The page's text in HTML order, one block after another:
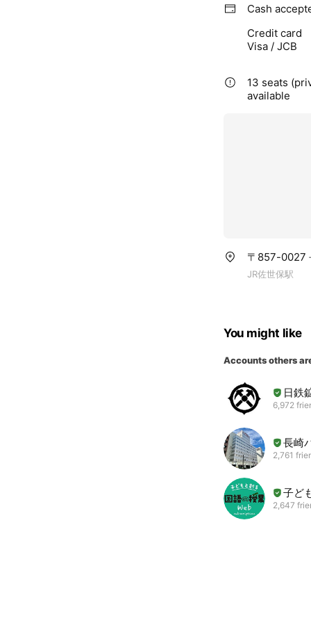
Cash
Credit card
Visa / JCB
13 seats
available
〒857-0027
JR佐世保駅
You might like
Accounts others
日鉄
6,972
長崎
2,761
子ど
2,647